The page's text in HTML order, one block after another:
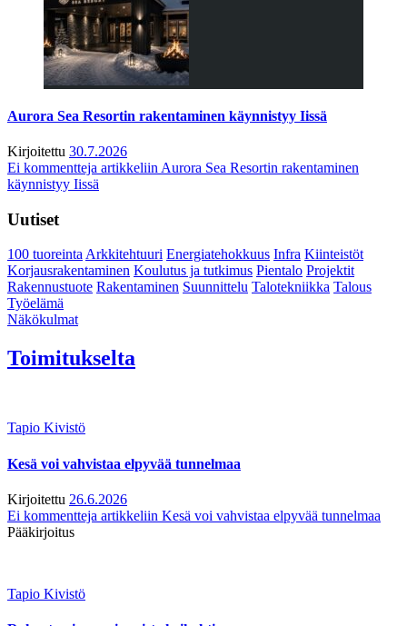
Aurora Sea Resortin rakentaminen käynnistyy Iissä
Kirjoitettu 30.7.2026
Ei kommentteja artikkeliin Aurora Sea Resortin rakentaminen
käynnistyy Iissä
Uutiset
100 tuoreintaArkkitehtuuri Energiatehokkuus Infra Kiinteistöt
Korjausrakentaminen Koulutus ja tutkimus Pientalo Projektit
Rakennustuote Rakentaminen Suunnittelu Talotekniikka Talous
Työelämä
Näkökulmat
Toimitukselta
Tapio Kivistö
Kesä voi vahvistaa elpyvää tunnelmaa
Kirjoitettu 26.6.2026
Ei kommentteja artikkeliin Kesä voi vahvistaa elpyvää tunnelmaa
Pääkirjoitus
Tapio Kivistö